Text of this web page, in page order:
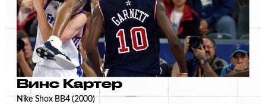
Винс Картер
Nike Shox BB4 (2000)